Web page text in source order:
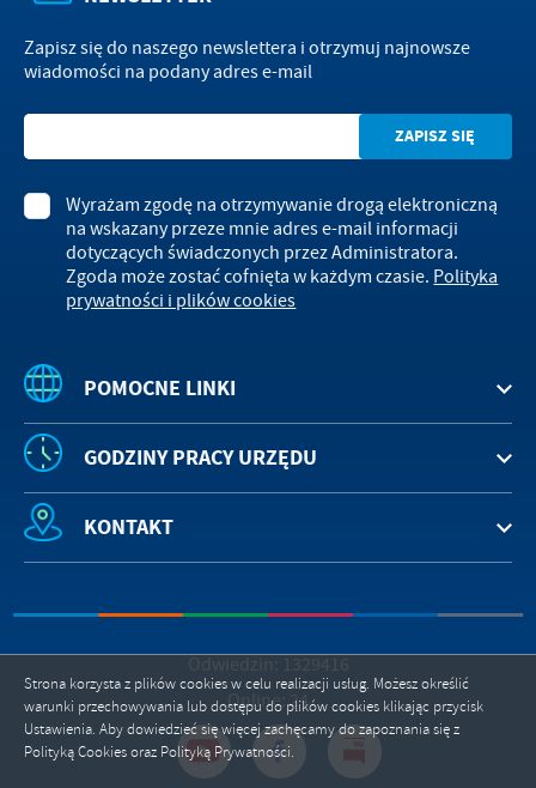
POMOCNE LINKI
Zapisz się do naszego newslettera i otrzymuj najnowsze
wiadomości na podany adres e-mail
Wyrażam zgodę na otrzymywanie drogą elektroniczną
na wskazany przeze mnie adres e-mail informacji
dotyczących świadczonych przez Administratora.
Zgoda może zostać cofnięta w każdym czasie. Polityka
prywatności i plików cookies
GODZINY PRACY URZĘDU
KONTAKT
Odwiedzin: 1329416
Online: 24
Strona korzysta z plików cookies w celu realizacji usług. Możesz określić
warunki przechowywania lub dostępu do plików cookies klikając przycisk
Ustawienia. Aby dowiedzieć się więcej zachęcamy do zapoznania się z
Polityką Cookies oraz Polityką Prywatności.
ZAPISZ WYBRANE